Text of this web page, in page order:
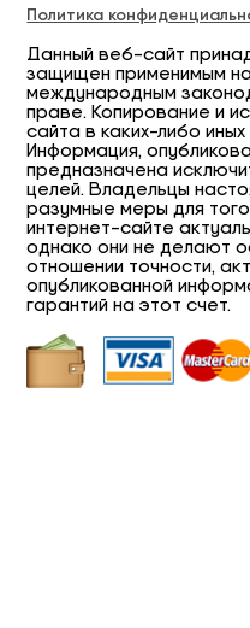
Политика
Данный веб-сайт
защищен применимым
международным
праве. Копирование и
сайта в каких-либо
Информация,
предназначена
целей. Владельцы
разумные меры для
интернет-сайте
однако они не делают
отношении точности,
опубликованной
гарантий на этот счет.